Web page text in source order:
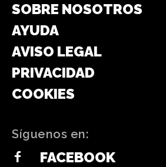
SOBRE NOSOTROS
AYUDA
AVISO LEGAL
PRIVACIDAD
COOKIES
Síguenos en:
FACEBOOK